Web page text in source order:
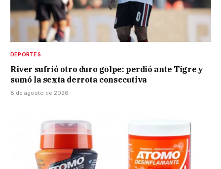
DEPORTES
River sufrió otro duro golpe: perdió ante Tigre y
sumó la sexta derrota consecutiva
8 de agosto de 2026